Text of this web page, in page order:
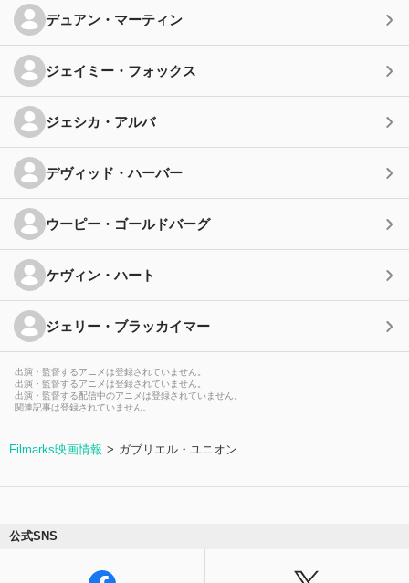
デュアン・マーティン
ジェイミー・フォックス
ジェシカ・アルバ
デヴィッド・ハーバー
ウーピー・ゴールドバーグ
ケヴィン・ハート
ジェリー・ブラッカイマー
出演・監督するアニメは登録されていません。
出演・監督するアニメは登録されていません。
出演・監督する配信中のアニメは登録されていません。
関連記事は登録されていません。
Filmarks映画情報 ガブリエル・ユニオン
公式SNS